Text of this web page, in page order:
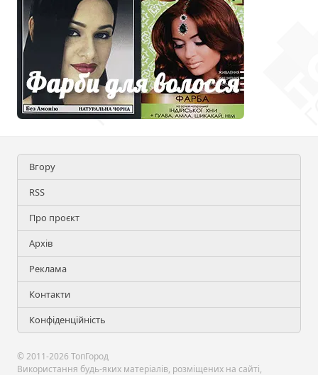
Вгору
RSS
Про проєкт
Архів
Реклама
Контакти
Конфіденційність
© 2011-2026 ТопГород
Використання будь-яких матеріалів, розміщених на сайті,